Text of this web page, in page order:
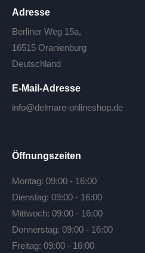
Adresse
Berliner Weg 15a,
16515 Oranienburg
Deutschland
E-Mail-Adresse
info@delmare-onlineshop.de
Öffnungszeiten
Montag: 09:00 - 16:00
Dienstag: 09:00 - 16:00
Mittwoch: 09:00 - 16:00
Donnerstag: 09:00 - 16:00
Freitag: 09:00 - 16:00